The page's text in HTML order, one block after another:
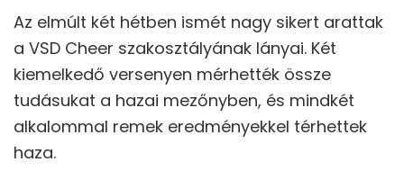
Az elmúlt két hétben ismét nagy sikert arattak
a VSD Cheer szakosztályának lányai. Két
kiemelkedő versenyen mérhették össze
tudásukat a hazai mezőnyben, és mindkét
alkalommal remek eredményekkel térhettek
haza.